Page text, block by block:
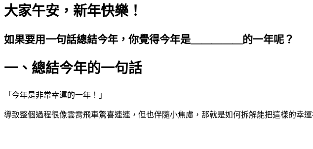
大家午安，新年快樂！
如果要用一句話總結今年，你覺得今年是＿＿＿＿＿的一年呢？
一、總結今年的一句話
「今年是非常幸運的一年！」
導致整個過程很像雲霄飛車驚喜連連，但也伴隨小焦慮，那就是如何拆解能把這樣的幸